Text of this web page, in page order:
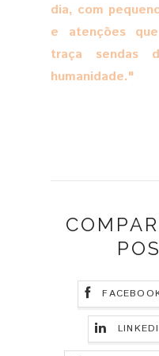
dia, com
e atenções
traça sendas
humanidade."